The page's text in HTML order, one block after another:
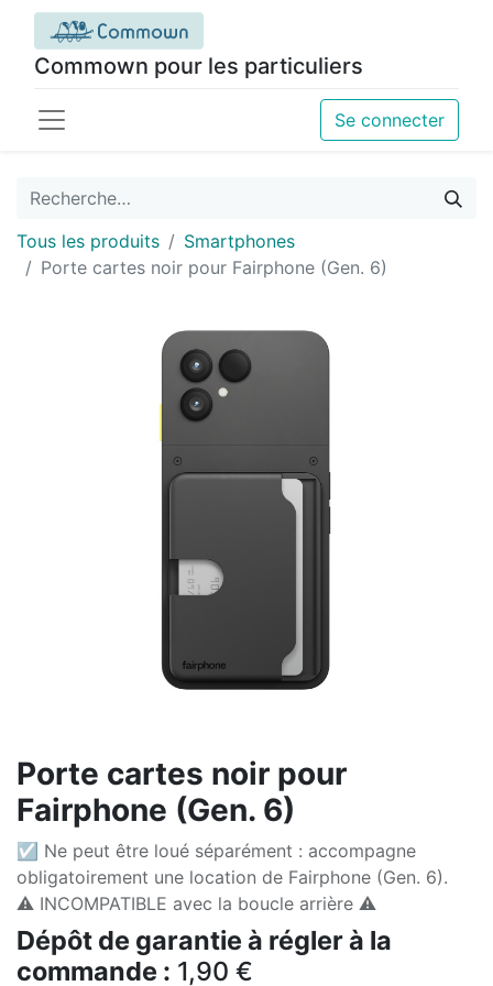
Commown pour les particuliers
Se connecter
Tous les produits
Smartphones
Porte cartes noir pour Fairphone (Gen. 6)
Porte cartes noir pour
Fairphone (Gen. 6)
☑ Ne peut être loué séparément : accompagne
obligatoirement une location de Fairphone (Gen. 6).
⚠️ INCOMPATIBLE avec la boucle arrière ⚠️
Dépôt de garantie à régler à la
commande : 1,90 €